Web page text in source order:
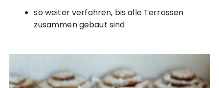
so weiter verfahren, bis alle Terrassen
zusammen gebaut sind